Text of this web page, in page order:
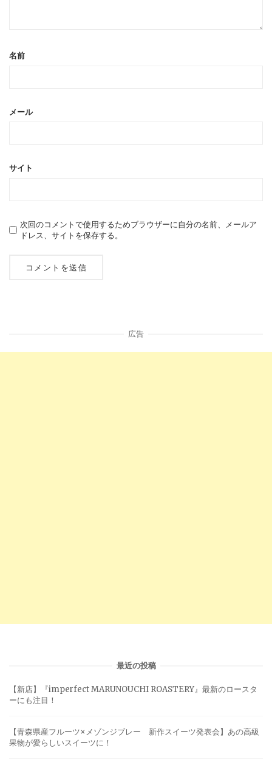
名前
メール
サイト
次回のコメントで使用するためブラウザーに自分の名前、メールア
ドレス、サイトを保存する。
広告
最近の投稿
【新店】『imperfect MARUNOUCHI ROASTERY』最新のロースタ
ーにも注目！
【青森県産フルーツ×メゾンジブレー 新作スイーツ発表会】あの高級
果物が愛らしいスイーツに！